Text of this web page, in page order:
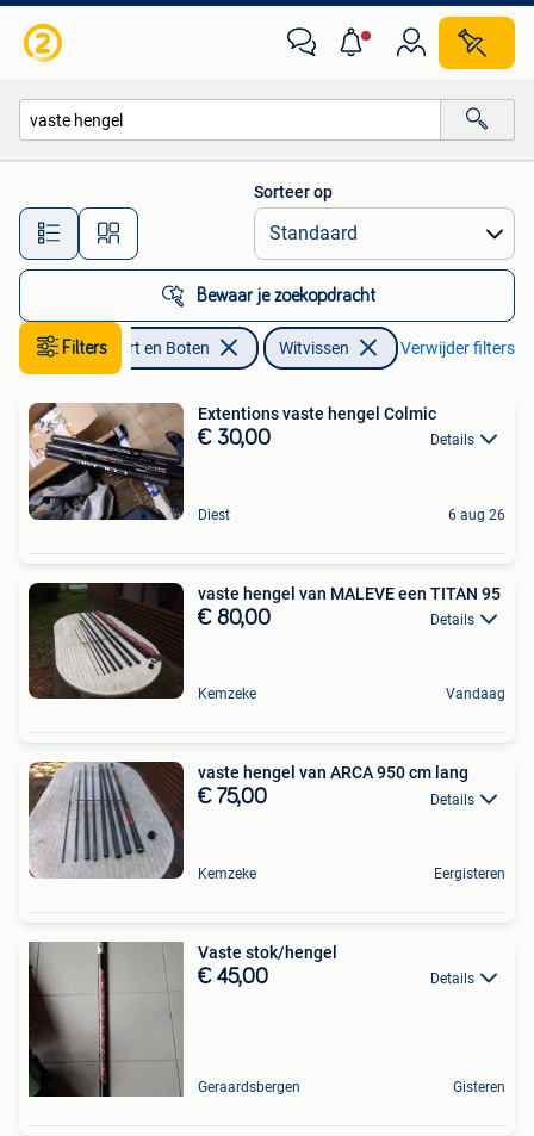
Alle afstanden…
Sorteer op
Bewaar je zoekopdracht
Filters
Watersport en Boten Witvissen Verwijder filters
Extentions vaste hengel Colmic
€ 30,00 Details
Diest 6 aug 26
vaste hengel van MALEVE een TITAN 95
€ 80,00 Details
Kemzeke Vandaag
vaste hengel van ARCA 950 cm lang
€ 75,00 Details
Kemzeke Eergisteren
Vaste stok/hengel
€ 45,00 Details
Geraardsbergen Gisteren